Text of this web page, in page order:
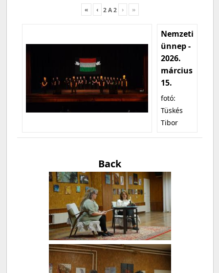
« ‹ 2A2 › »
Nemzeti
ünnep -
2026.
március
15.
fotó:
Tüskés
Tibor
Back